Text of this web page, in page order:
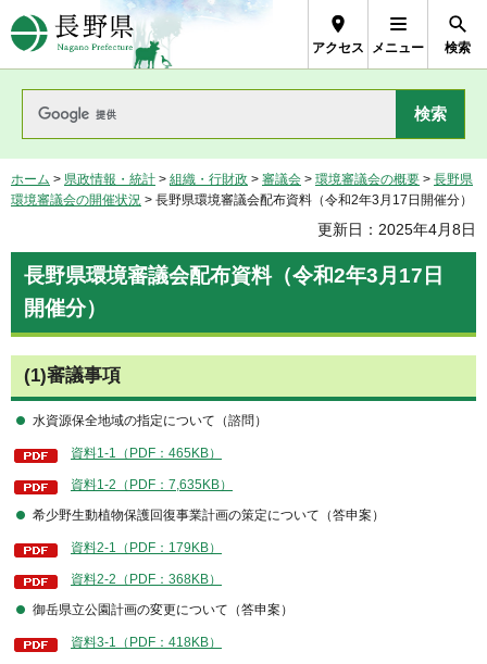
長野県Nagano Prefecture
アクセス メニュー 検索
ホーム > 県政情報・統計 > 組織・行財政 > 審議会 > 環境審議会の概要 > 長野県
環境審議会の開催状況 > 長野県環境審議会配布資料（令和2年3月17日開催分）
更新日：2025年4月8日
長野県環境審議会配布資料（令和2年3月17日
開催分）
(1)審議事項
水資源保全地域の指定について（諮問）
資料1-1（PDF：465KB）
資料1-2（PDF：7,635KB）
希少野生動植物保護回復事業計画の策定について（答申案）
資料2-1（PDF：179KB）
資料2-2（PDF：368KB）
御岳県立公園計画の変更について（答申案）
資料3-1（PDF：418KB）